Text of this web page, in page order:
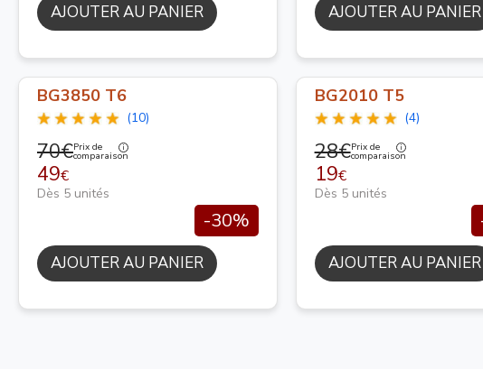
AJOUTER AU PANIER AJOUTER AU PANIER
BG3850 T6
(10)
70€Prix de
comparaison
49€
Dès 5 unités
-30%
AJOUTER AU PANIER
BG2010 T5
(4)
28€Prix de
comparaison
19€
Dès 5 unités
AJOUTER AU PANIER